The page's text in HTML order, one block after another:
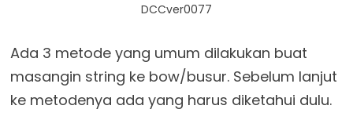
DCCver0077
Ada 3 metode yang umum dilakukan buat
masangin string ke bow/busur. Sebelum lanjut
ke metodenya ada yang harus diketahui dulu.